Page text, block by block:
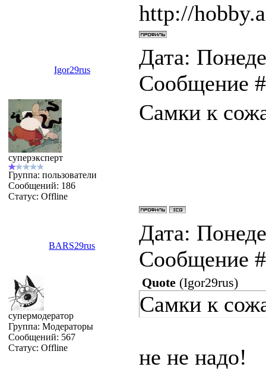
http://
Igor29rus
Дата:
Сообщение
суперэксперт
Группа: пользователи
Сообщений: 186
Статус: Offline
Самки к
BARS29rus
Дата:
Сообщение
супермодератор
Группа: Модераторы
Сообщений: 567
Статус: Offline
Quote(Igor29rus)
Самки к
не не надо!